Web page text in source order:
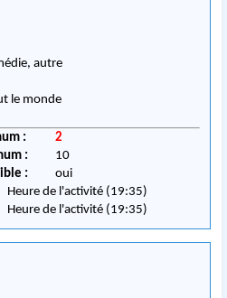
autre
le monde
:
2
:
10
:
oui
Heure de l'activité (19:35)
Heure de l'activité (19:35)